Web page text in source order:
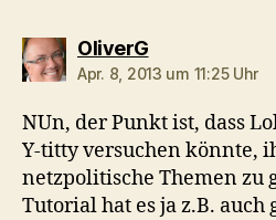
OliverGsagt:
Apr. 8, 2013 um 11:25 Uhr
NUn, der Punkt ist, dass
Y-titty versuchen könnte,
netzpolitische Themen zu
Tutorial hat es ja z.B. auch